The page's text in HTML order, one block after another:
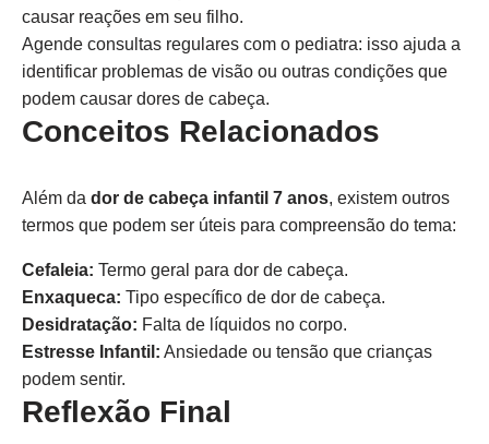
causar reações em seu filho.
Agende consultas regulares com o pediatra: isso ajuda a
identificar problemas de visão ou outras condições que
podem causar dores de cabeça.
Conceitos Relacionados
Além da dor de cabeça infantil 7 anos, existem outros
termos que podem ser úteis para compreensão do tema:
Cefaleia: Termo geral para dor de cabeça.
Enxaqueca: Tipo específico de dor de cabeça.
Desidratação: Falta de líquidos no corpo.
Estresse Infantil: Ansiedade ou tensão que crianças
podem sentir.
Reflexão Final